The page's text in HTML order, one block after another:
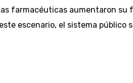
farmacéuticas aumentaron
escenario, el sistema